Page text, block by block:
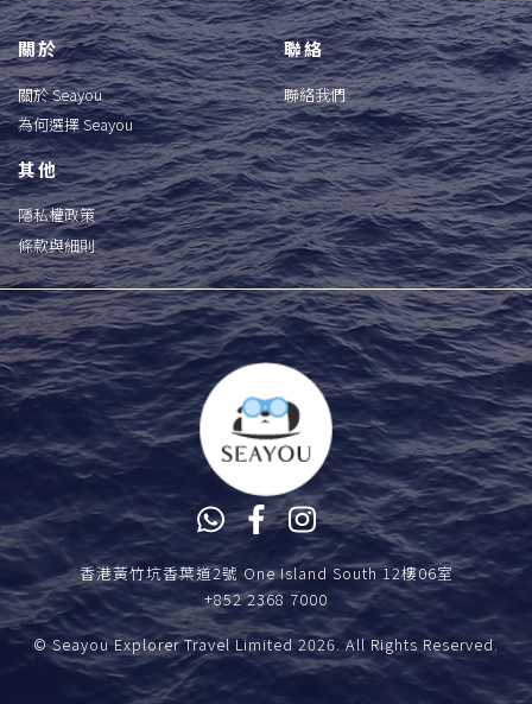
關於
關於 Seayou
為何選擇 Seayou
聯絡
聯絡我們
其他
隱私權政策
條款與細則
香港黃竹坑香葉道2號 One Island South 12樓06室
+852 2368 7000
© Seayou Explorer Travel Limited 2026. All Rights Reserved.